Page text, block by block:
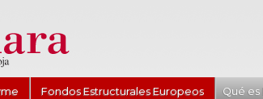
Fondos Estructurales Europeos Qué es